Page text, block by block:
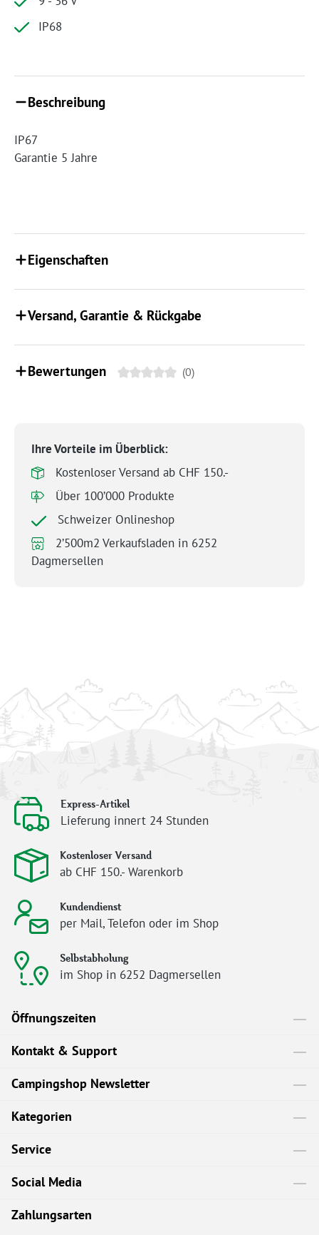
IP68
Beschreibung
IP67
Garantie 5 Jahre
Eigenschaften
Versand, Garantie & Rückgabe
Bewertungen (0)
Ihre Vorteile im Überblick:
Kostenloser Versand ab CHF 150.-
Über 100’000 Produkte
Schweizer Onlineshop
2’500m2 Verkaufsladen in 6252
Dagmersellen
Express-Artikel
Lieferung innert 24 Stunden
Kostenloser Versand
ab CHF 150.- Warenkorb
Kundendienst
per Mail, Telefon oder im Shop
Selbstabholung
im Shop in 6252 Dagmersellen
Öffnungszeiten
Kontakt & Support
Campingshop Newsletter
Kategorien
Service
Social Media
Zahlungsarten